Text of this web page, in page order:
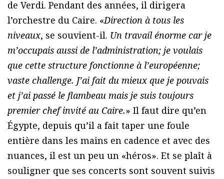
de Verdi. Pendant des années, il dirigera
l’orchestre du Caire. «Direction à tous les
niveaux, se souvient-il. Un travail énorme car je
m’occupais aussi de l’administration; je voulais
que cette structure fonctionne à l’européenne;
vaste challenge. J’ai fait du mieux que je pouvais
et j’ai passé le flambeau mais je suis toujours
premier chef invité au Caire.» Il faut dire qu’en
Égypte, depuis qu’il a fait taper une foule
entière dans les mains en cadence et avec des
nuances, il est un peu un «héros». Et se plaît à
souligner que ses concerts sont souvent suivis